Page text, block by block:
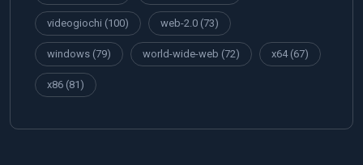
videogiochi (100) web-2.0 (73)
windows (79) world-wide-web (72) x64(67)
x86 (81)